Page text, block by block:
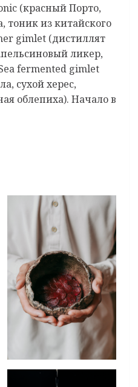
(красный Порто,
тоник из китайского
gimlet (дистиллят
ликер,
fermented gimlet
сухой херес,
облепиха). Начало в